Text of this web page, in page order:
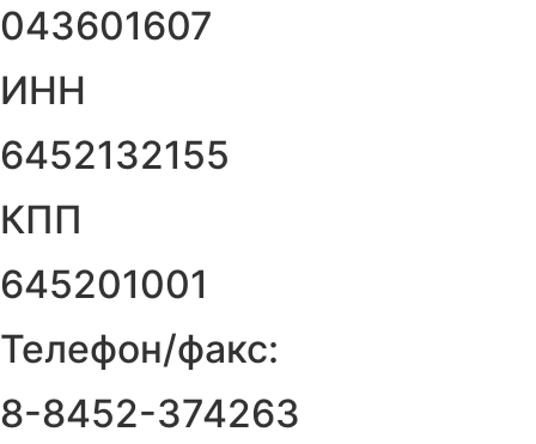
043601607
ИНН
6452132155
КПП
645201001
Телефон/факс:
8-8452-374263